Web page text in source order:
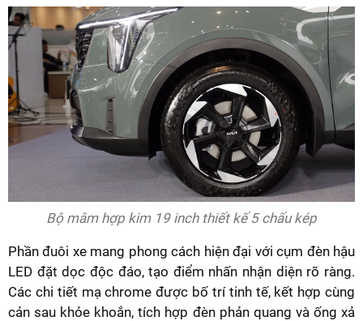
Bộ mâm hợp kim 19 inch thiết kế 5 chấu kép
Phần đuôi xe mang phong cách hiện đại với cụm đèn hậu
LED đặt dọc độc đáo, tạo điểm nhấn nhận diện rõ ràng.
Các chi tiết mạ chrome được bố trí tinh tế, kết hợp cùng
cản sau khỏe khoắn, tích hợp đèn phản quang và ống xả